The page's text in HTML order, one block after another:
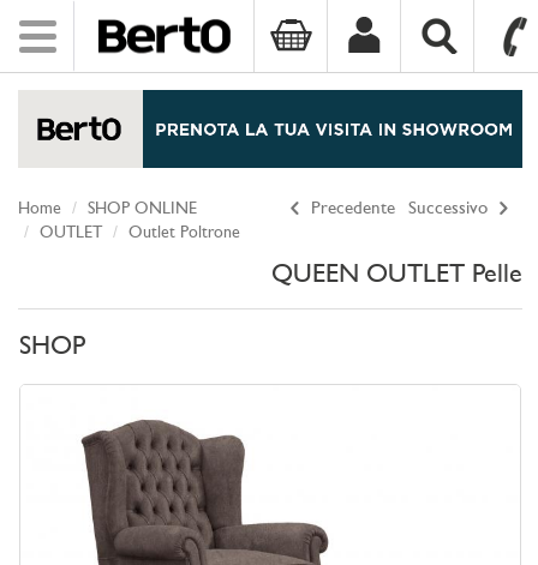
Toggle
navigation
Precedente Successivo
Home
SHOP ONLINE
OUTLET
Outlet Poltrone
QUEEN OUTLET Pelle
SHOP